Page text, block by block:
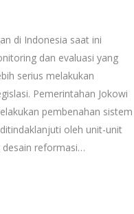
di Indonesia saat ini
dan evaluasi yang
serius melakukan
Pemerintahan Jokowi
pembenahan sistem
oleh unit-unit
desain reformasi…